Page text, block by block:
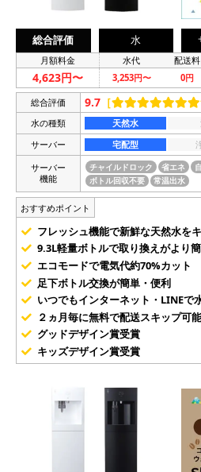
総合評価 水
月額料金 水代 配送料
4,623円〜 3,253円〜 0円
総合評価 9.7 ［
水の種類 天然水
サーバー
宅配型
サーバー
機能
チャイルドロック 省エネ
ボトル回収不要
常温出水
おすすめポイント
フレッシュ機能で新鮮な天然水を
9.3L軽量ボトルで取り換えがより
エコモードで電気代約70%カット
足下ボトル交換が簡単・便利
いつでもインターネット・LINEで
２ヵ月毎に無料で配送スキップ可
グッドデザイン賞受賞
キッズデザイン賞受賞